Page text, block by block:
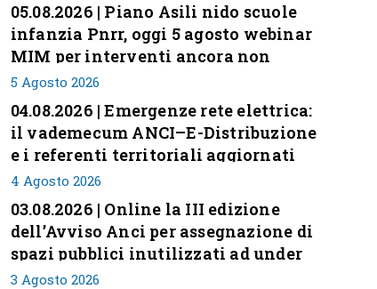
05.08.2026 | Piano Asili nido scuole
infanzia Pnrr, oggi 5 agosto webinar
MIM per interventi ancora non
conclusi
5 Agosto 2026
04.08.2026 | Emergenze rete elettrica:
il vademecum ANCI–E-Distribuzione
e i referenti territoriali aggiornati
4 Agosto 2026
03.08.2026 | Online la III edizione
dell’Avviso Anci per assegnazione di
spazi pubblici inutilizzati ad under
35
3 Agosto 2026